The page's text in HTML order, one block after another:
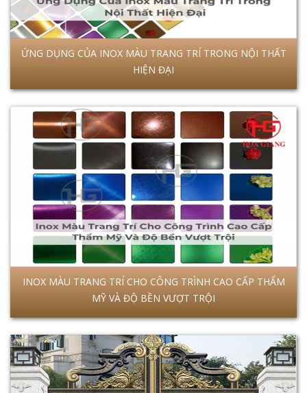
ỨNG DỤNG CỦA INOX MÀU TRANG TRÍ TRONG NỘI THẤT
HIỆN ĐẠI
INOX MÀU TRANG TRÍ CHO CÔNG TRÌNH CAO CẤP THẨM
MỸ VÀ ĐỘ BỀN VƯỢT TRỘI